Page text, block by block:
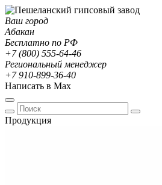
Ваш город
Абакан
Бесплатно по РФ
+7 (800) 555-64-46
Региональный менеджер
+7 910-899-36-40
Написать в Max
Продукция